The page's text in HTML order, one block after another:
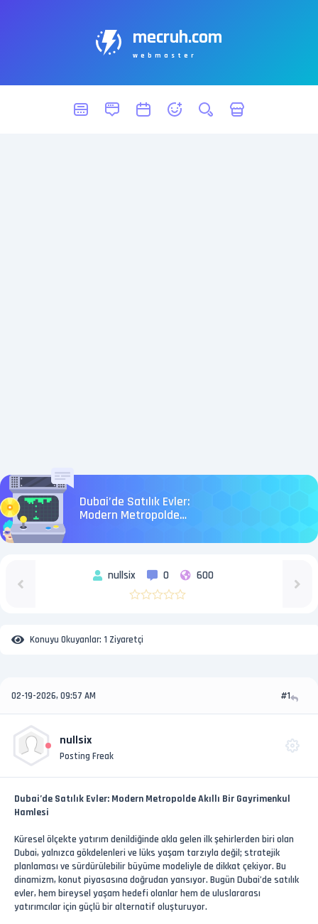
mecruh.com
webmaster
Dubai’de Satılık Evler:
Modern Metropolde
Hamlesi
nullsix 0 600
Konuyu Okuyanlar: 1 Ziyaretçi
02-19-2026, 09:57 AM #1
nullsix
Posting Freak
Dubai’de Satılık Evler: Modern Metropolde Akıllı Bir Gayrimenkul
Hamlesi
Küresel ölçekte yatırım denildiğinde akla gelen ilk şehirlerden biri olan
Dubai, yalnızca gökdelenleri ve lüks yaşam tarzıyla değil; stratejik
planlaması ve sürdürülebilir büyüme modeliyle de dikkat çekiyor. Bu
dinamizm, konut piyasasına doğrudan yansıyor. Bugün Dubai’de satılık
evler, hem bireysel yaşam hedefi olanlar hem de uluslararası
yatırımcılar için güçlü bir alternatif oluşturuyor.